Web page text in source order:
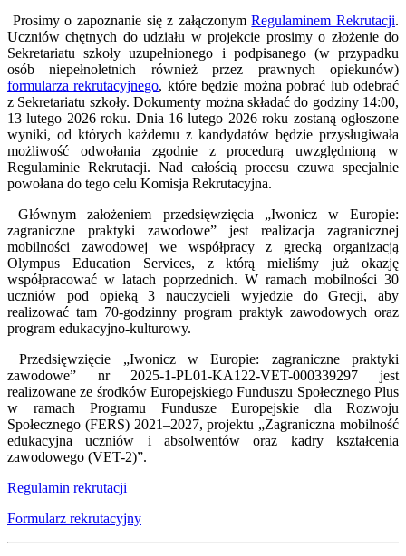
Prosimy o zapoznanie się z załączonymRegulaminem Rekrutacji.
Uczniów chętnych do udziału w projekcie prosimy o złożenie do
Sekretariatu szkoły uzupełnionego i podpisanego (w przypadku
osób niepełnoletnich również przez prawnych opiekunów)
formularza rekrutacyjnego, które będzie można pobrać lub odebrać
z Sekretariatu szkoły. Dokumenty można składać do godziny 14:00,
13 lutego 2026 roku. Dnia 16 lutego 2026 roku zostaną ogłoszone
wyniki, od których każdemu z kandydatów będzie przysługiwała
możliwość odwołania zgodnie z procedurą uwzględnioną w
Regulaminie Rekrutacji. Nad całością procesu czuwa specjalnie
powołana do tego celu Komisja Rekrutacyjna.
Głównym założeniem przedsięwzięcia „Iwonicz w Europie:
zagraniczne praktyki zawodowe” jest realizacja zagranicznej
mobilności zawodowej we współpracy z grecką organizacją
Olympus Education Services, z którą mieliśmy już okazję
współpracować w latach poprzednich. W ramach mobilności 30
uczniów pod opieką 3 nauczycieli wyjedzie do Grecji, aby
realizować tam 70-godzinny program praktyk zawodowych oraz
program edukacyjno-kulturowy.
Przedsięwzięcie „Iwonicz w Europie: zagraniczne praktyki
zawodowe” nr 2025-1-PL01-KA122-VET-000339297 jest
realizowane ze środków Europejskiego Funduszu Społecznego Plus
w ramach Programu Fundusze Europejskie dla Rozwoju
Społecznego (FERS) 2021–2027, projektu „Zagraniczna mobilność
edukacyjna uczniów i absolwentów oraz kadry kształcenia
zawodowego (VET-2)”.
Regulamin rekrutacji
Formularz rekrutacyjny